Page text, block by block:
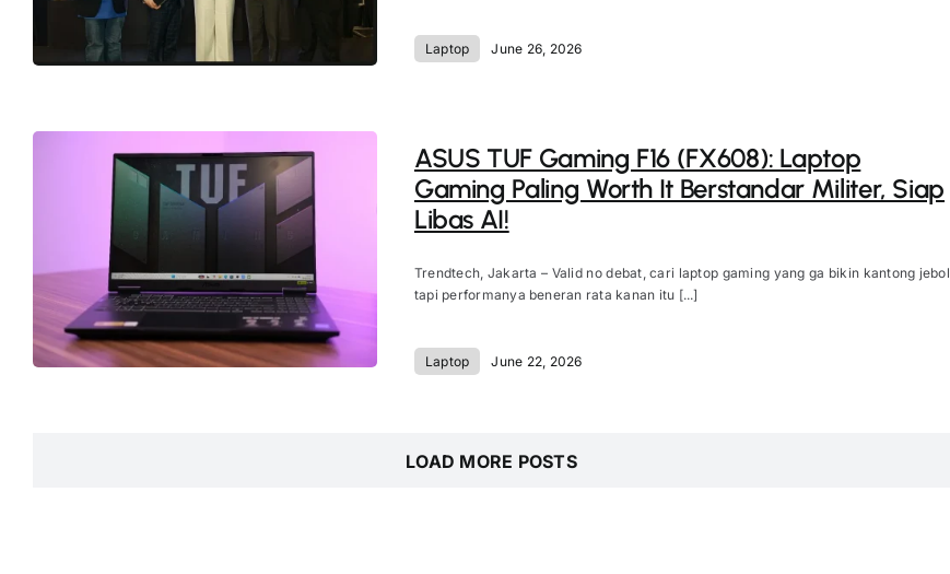
Laptop June 26, 2026
ASUS TUF Gaming F16 (FX608): Laptop
Gaming Paling Worth It Berstandar Militer, Siap
Libas AI!
Trendtech, Jakarta – Valid no debat, cari laptop gaming yang ga bikin kantong jebol
tapi performanya beneran rata kanan itu [...]
Laptop June 22, 2026
LOAD MORE POSTS